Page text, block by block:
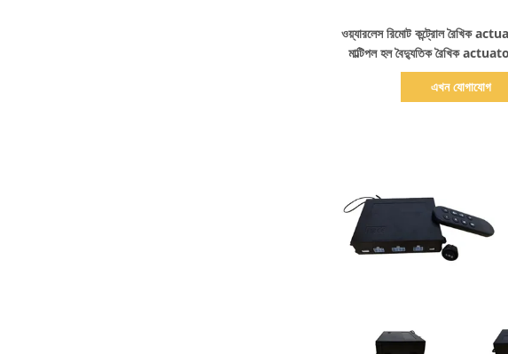
ওয়্যারলেস রিমোট কন্ট্রোল রৈখিক
মাল্টিপল হল বৈদ্যুতিক রৈখিক
28V 50m
এখন যোগাযোগ